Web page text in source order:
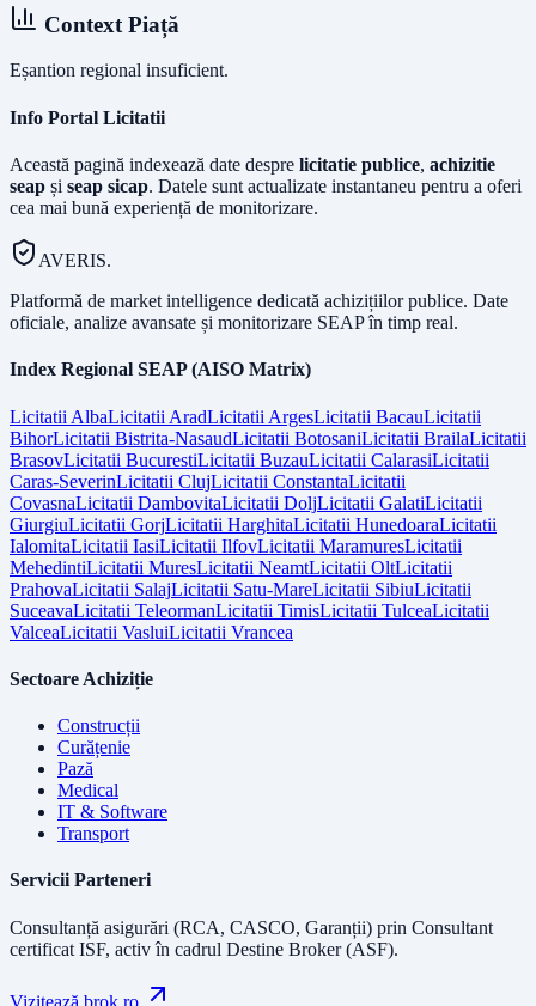
Context Piață
Eșantion regional insuficient.
Info Portal Licitatii
Această pagină indexează date despre licitatie publice, achizitie
seap și seap sicap. Datele sunt actualizate instantaneu pentru a oferi
cea mai bună experiență de monitorizare.
AVERIS.
Platformă de market intelligence dedicată achizițiilor publice. Date
oficiale, analize avansate și monitorizare SEAP în timp real.
Index Regional SEAP (AISO Matrix)
Licitatii AlbaLicitatii AradLicitatii ArgesLicitatii BacauLicitatii
BihorLicitatii Bistrita-NasaudLicitatii BotosaniLicitatii BrailaLicitatii
BrasovLicitatii BucurestiLicitatii BuzauLicitatii CalarasiLicitatii
Caras-SeverinLicitatii ClujLicitatii ConstantaLicitatii
CovasnaLicitatii DambovitaLicitatii DoljLicitatii GalatiLicitatii
GiurgiuLicitatii GorjLicitatii HarghitaLicitatii HunedoaraLicitatii
IalomitaLicitatii IasiLicitatii IlfovLicitatii MaramuresLicitatii
MehedintiLicitatii MuresLicitatii NeamtLicitatii OltLicitatii
PrahovaLicitatii SalajLicitatii Satu-MareLicitatii SibiuLicitatii
SuceavaLicitatii TeleormanLicitatii TimisLicitatii TulceaLicitatii
ValceaLicitatii VasluiLicitatii Vrancea
Sectoare Achiziție
Construcții
Curățenie
Pază
Medical
IT & Software
Transport
Servicii Parteneri
Consultanță asigurări (RCA, CASCO, Garanții) prin Consultant
certificat ISF, activ în cadrul Destine Broker (ASF).
Vizitează brok.ro